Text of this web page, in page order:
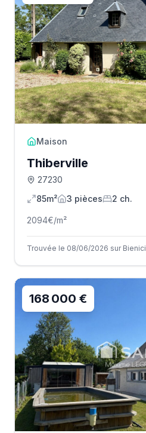
Maison
Thiberville
27230
85m²
3 pièces 2 ch.
2094€/m²
Trouvée le 08/06/2026 sur Bienici
168 000 €